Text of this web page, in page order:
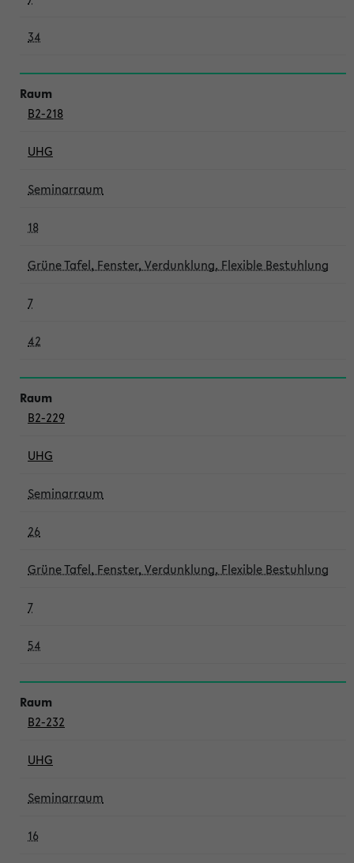
34
B2-218
UHG
Seminarraum
18
Grüne Tafel, Fenster, Verdunklung, Flexible Bestuhlung
7
42
B2-229
UHG
Seminarraum
26
Grüne Tafel, Fenster, Verdunklung, Flexible Bestuhlung
7
54
B2-232
UHG
Seminarraum
16